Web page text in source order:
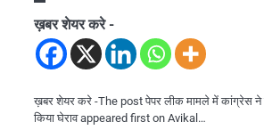
ख़बर शेयर करे -
ख़बर शेयर करे -The post पेपर लीक मामले में कांग्रेस ने
किया घेराव appeared first on Avikal…